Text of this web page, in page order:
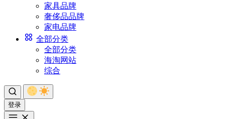
家具品牌
奢侈品品牌
家电品牌
全部分类
全部分类
海淘网站
综合
登录